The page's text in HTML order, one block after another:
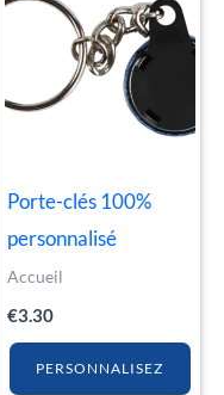
Porte-clés 100%
personnalisé
Accueil
€3.30
PERSONNALISEZ